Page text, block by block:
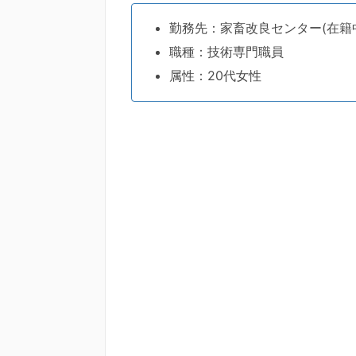
勤務先：家畜改良センター(在籍
職種：技術専門職員
属性：20代女性